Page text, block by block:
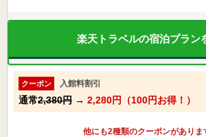
楽天トラベルの宿泊プラン
クーポン 入館料割引
通常2,380円 → 2,280円（100円お得！）
他にも2種類のクーポンがありま